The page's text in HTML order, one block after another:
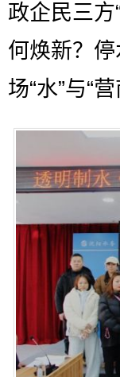
政企民三
何焕新？
场“水”与“